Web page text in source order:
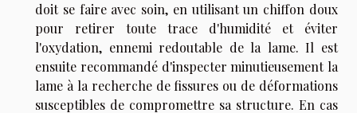
doit se faire avec soin, en utilisant un chiffon doux
pour retirer toute trace d'humidité et éviter
l'oxydation, ennemi redoutable de la lame. Il est
ensuite recommandé d'inspecter minutieusement la
lame à la recherche de fissures ou de déformations
susceptibles de compromettre sa structure. En cas